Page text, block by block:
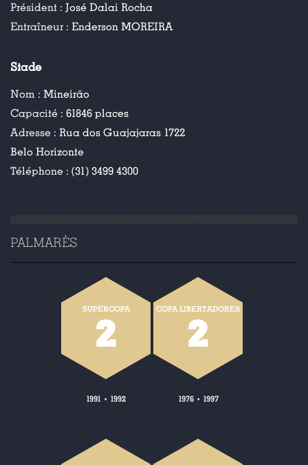
Président : José Dalai Rocha
Entraîneur : Enderson MOREIRA
Stade
Nom : Mineirão
Capacité : 61846 places
Adresse : Rua dos Guajajaras 1722
Belo Horizonte
Téléphone : (31) 3499 4300
PALMARÈS
SUPERCOPA
2
1991 • 1992
COPA LIBERTADORES
2
1976• 1997